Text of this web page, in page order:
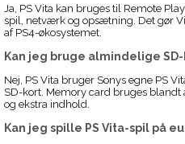
Ja, PS Vita kan bruges til Remote
spil, netværk og opsætning. Det gør
af PS4-økosystemet.
Kan jeg bruge almindelige SD-
Nej, PS Vita bruger Sonys egne PS
SD-kort. Memory card bruges blandt
og ekstra indhold.
Kan jeg spille PS Vita-spil på